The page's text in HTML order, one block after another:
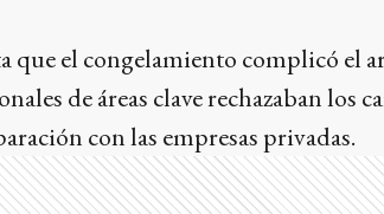
que el congelamiento complicó el
de áreas clave rechazaban los
con las empresas privadas.